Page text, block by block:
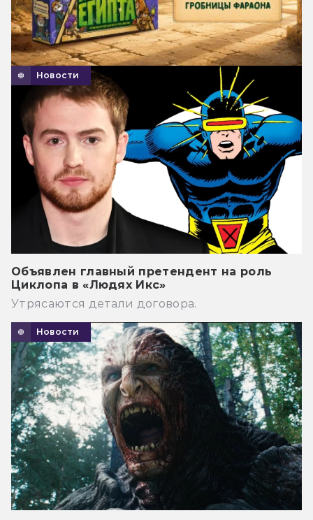
Новости
Объявлен главный претендент на роль
Циклопа в «Людях Икс»
Утрясаются детали договора.
Новости